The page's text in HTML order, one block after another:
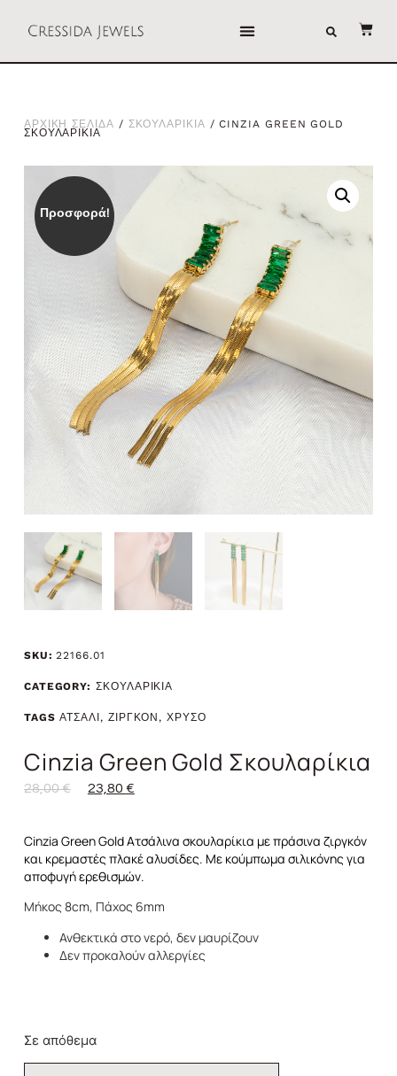
ΑΡΧΙΚΗ ΣΕΛΙΔΑ / ΣΚΟΥΛΑΡΙΚΙΑ / CINZIA GREEN GOLD
ΣΚΟΥΛΑΡΙΚΙΑ
Προσφορά!
SKU:22166.01
CATEGORY: ΣΚΟΥΛΑΡΙΚΙΑ
TAGS ΑΤΣΑΛΙ, ΖΙΡΓΚΟΝ,ΧΡΥΣΟ
Cinzia Green Gold Σκουλαρίκια
28,00€ 23,80 €
Cinzia Green Gold Ατσάλινα σκουλαρίκια με πράσινα ζιργκόν
και κρεμαστές πλακέ αλυσίδες. Με κούμπωμα σιλικόνης για
αποφυγή ερεθισμών.
Μήκος 8cm, Πάχος 6mm
Ανθεκτικά στο νερό, δεν μαυρίζουν
Δεν προκαλούν αλλεργίες
Σε απόθεμα